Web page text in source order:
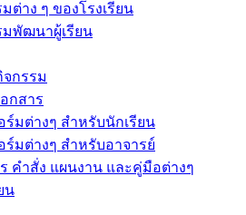
ต่าง ๆ ของโรงเรียน
มพัฒนาผู้เรียน
กรรม
กสาร
ร์มต่างๆ สำหรับนักเรียน
ร์มต่างๆ สำหรับอาจารย์
คำสั่ง แผนงาน และคู่มือต่างๆ
น